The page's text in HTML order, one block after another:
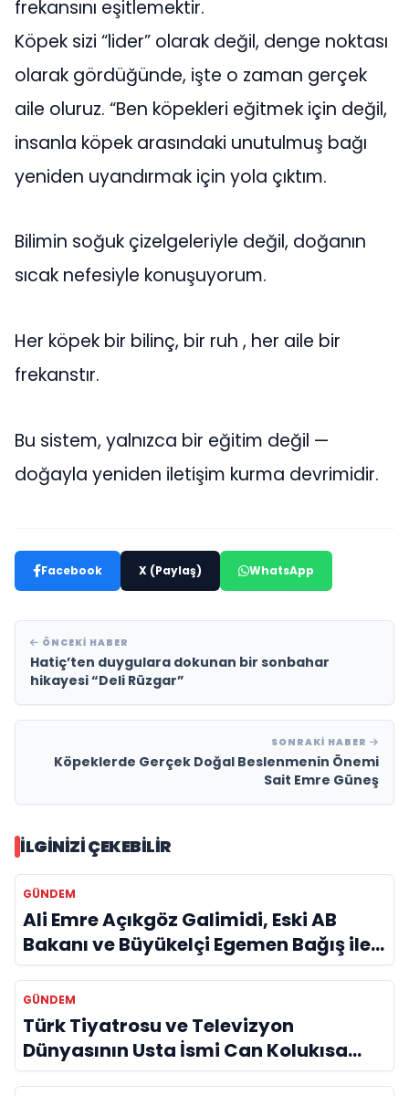
frekansını eşitlemektir.
Köpek sizi “lider” olarak değil, denge noktası
olarak gördüğünde, işte o zaman gerçek
aile oluruz. “Ben köpekleri eğitmek için değil,
insanla köpek arasındaki unutulmuş bağı
yeniden uyandırmak için yola çıktım.
Bilimin soğuk çizelgeleriyle değil, doğanın
sıcak nefesiyle konuşuyorum.
Her köpek bir bilinç, bir ruh , her aile bir
frekanstır.
Bu sistem, yalnızca bir eğitim değil —
doğayla yeniden iletişim kurma devrimidir.
Facebook X (Paylaş) WhatsApp
ÖNCEKI HABER
Hatiç’ten duygulara dokunan bir sonbahar
hikayesi “Deli Rüzgar”
SONRAKI HABER
Köpeklerde Gerçek Doğal Beslenmenin Önemi
Sait Emre Güneş
İLGINIZI ÇEKEBILIR
GÜNDEM
Ali Emre Açıkgöz Galimidi, Eski AB
Bakanı ve Büyükelçi Egemen Bağış ile
Bir Araya Geldi
GÜNDEM
Türk Tiyatrosu ve Televizyon
Dünyasının Usta İsmi Can Kolukısa
Hayatını Kaybetti